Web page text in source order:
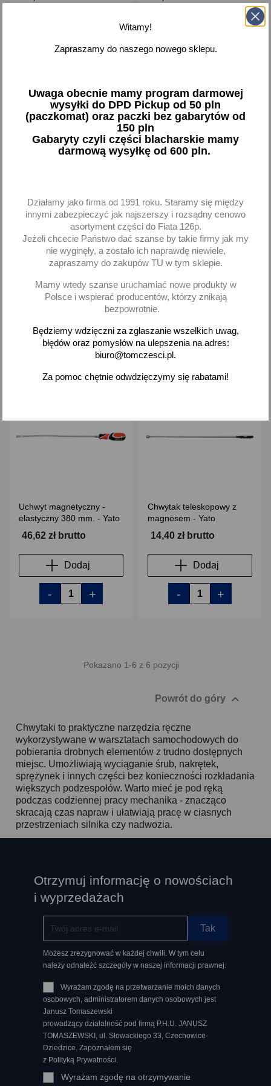
+ -
Szpikulec hakowy 90st
125mm - Yato
Dodaj
- +
favorite_border
Magnetyczny chwytak
teleskopowy, 590-990 mm.
- Yato
Dodaj
- +
favorite_border
Uchwyt magnetyczny -
elastyczny 380 mm. - Yato
46,62 zł brutto
Dodaj
- +
Chwytak teleskopowy z
magnesem - Yato
14,40 zł brutto
Dodaj
- +
Pokazano 1-6 z 6 pozycji
Powrót do góry 
Chwytaki to praktyczne narzędzia ręczne
wykorzystywane w warsztatach samochodowych do
pobierania drobnych elementów z trudno dostępnych
miejsc. Umożliwiają wyciąganie śrub, nakrętek,
sprężynek i innych części bez konieczności rozkładania
większych podzespołów. Warto mieć je pod ręką
podczas codziennej pracy mechanika - znacząco
skracają czas napraw i ułatwiają pracę w ciasnych
przestrzeniach silnika czy nadwozia.
Otrzymuj informację o nowościach
i wyprzedażach
Możesz zrezygnować w każdej chwili. W tym celu
należy odnaleźć szczegóły w naszej informacji prawnej.
Wyrażam zgodę na przetwarzanie moich danych
osobowych, administratorem danych osobowych jest
Janusz Tomaszewski
prowadzący działalność pod firmą P.H.U. JANUSZ
TOMASZEWSKI, ul. Słowackiego 33, Czechowice-
Dziedzice. Zapoznałem się
z Polityką Prywatności.
Wyrażam zgodę na otrzymywanie
Witamy!
Zapraszamy do naszego nowego sklepu.
Uwaga obecnie mamy program darmowej
wysyłki do DPD Pickup od 50 pln
(paczkomat) oraz paczki bez gabarytów od
150 pln
Gabaryty czyli części blacharskie mamy
darmową wysyłkę od 600 pln.
Działamy jako firma od 1991 roku. Staramy się między
innymi zabezpieczyć jak najszerszy i rozsądny cenowo
asortyment części do Fiata 126p.
Jeżeli chcecie Państwo dać szanse by takie firmy jak my
nie wyginęły, a zostało ich naprawdę niewiele,
zapraszamy do zakupów TU w tym sklepie.
Mamy wtedy szanse uruchamiać nowe produkty w
Polsce i wspierać producentów, którzy znikają
bezpowrotnie.
Będziemy wdzięczni za zgłaszanie wszelkich uwag,
błędów oraz pomysłów na ulepszenia na adres:
biuro@tomczesci.pl.
Za pomoc chętnie odwdzięczymy się rabatami!